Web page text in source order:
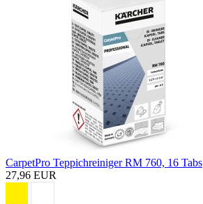
CarpetPro Teppichreiniger RM 760, 16 Tabs
27,96 EUR